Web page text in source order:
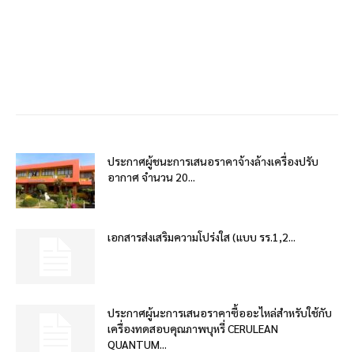
ประกาศผู้ชนะการเสนอราคาจ้างล้างเครื่องปรับ
อากาศ จำนวน 20...
เอกสารส่งเสริมความโปร่งใส (แบบ รร.1,2...
ประกาศผู้นะการเสนอราคาซื้ออะไหล่สำหรับใช้กับ
เครื่องทดสอบคุณภาพบุหรี่ CERULEAN
QUANTUM...